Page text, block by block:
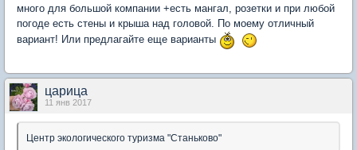
много для большой компании +есть мангал, розетки и при любой
погоде есть стены и крыша над головой. По моему отличный
вариант! Или предлагайте еще варианты
царица
11 янв 2017
Центр экологического туризма "Станьково"